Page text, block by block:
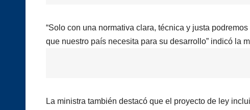
“Solo con una normativa clara, técnica y justa
que nuestro país necesita para su desarrollo” indicó la
La ministra también destacó que el proyecto de ley